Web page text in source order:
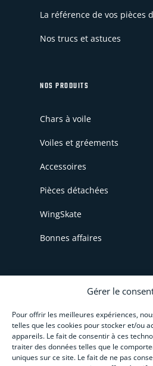
Gérer le
Pour offrir les meilleures expériences,
telles que les cookies pour stocker et/ou
appareils. Le fait de consentir à ces
traiter des données telles que le
uniques sur ce site. Le fait de ne pas
La référence de vos pièces
Nos trucs et astuces
NOS PRODUITS
Chars à voile
Voiles et gréements
Accessoires
Pièces détachées
WingSkate
Bonnes affaires
INFORMATIONS
CGV
Livraison et paiement